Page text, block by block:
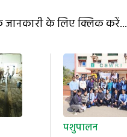
के लिए क्लिक करें...
पशुपालन